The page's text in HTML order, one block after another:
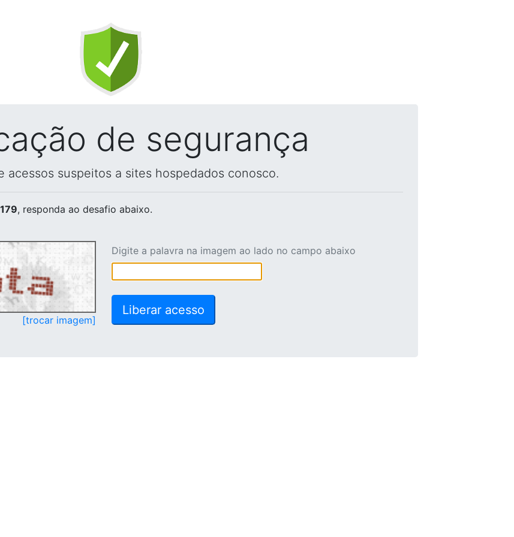
de segurança
acessos suspeitos a sites hospedados conosco.
, responda ao desafio abaixo.
[trocar imagem]
Digite a palavra na imagem ao lado no campo abaixo